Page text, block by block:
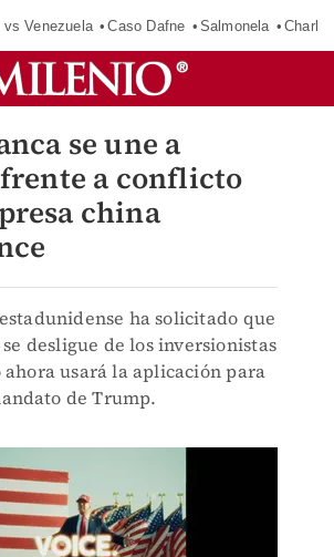
vs Venezuela Caso Dafne Salmonela
se une a
a conflicto
china
ha solicitado que
desligue de los inversionistas
ahora usará la aplicación para
de Trump.